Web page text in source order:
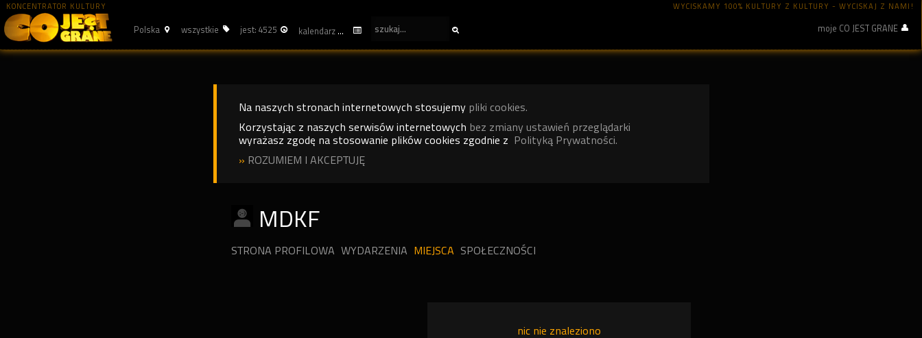
KONCENTRATOR KULTURY WYCISKAMY 100% KULTURY Z KULTURY - WYCISKAJ Z NAMI!
Polska wszystkie jest: 4525 kalendarz moje CO JEST GRANE
Na naszych stronach internetowych stosujemy pliki cookies.
Korzystając z naszych serwisów internetowych bez zmiany ustawień przeglądarki
wyrażasz zgodę na stosowanie plików cookies zgodnie z Polityką Prywatności.
» ROZUMIEM I AKCEPTUJĘ
MDKF
STRONA PROFILOWA WYDARZENIA MIEJSCA SPOŁECZNOŚCI
nic nie znaleziono